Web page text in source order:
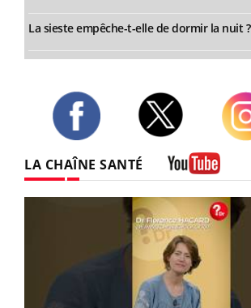
La sieste empêche-t-elle de dormir la nuit ?
LA CHAÎNE SANTÉ